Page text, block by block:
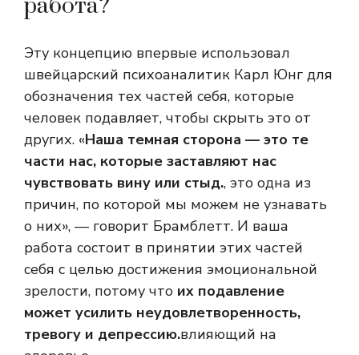
работа?
Эту концепцию впервые использовал
швейцарский психоаналитик Карл Юнг для
обозначения тех частей себя, которые
человек подавляет, чтобы скрыть это от
других. «Наша темная сторона — это те
части нас, которые заставляют нас
чувствовать вину или стыд., это одна из
причин, по которой мы можем не узнавать
о них», — говорит Брамблетт. И ваша
работа состоит в принятии этих частей
себя с целью достижения эмоциональной
зрелости, потому что их подавление
может усилить неудовлетворенность,
тревогу и депрессию.влияющий на